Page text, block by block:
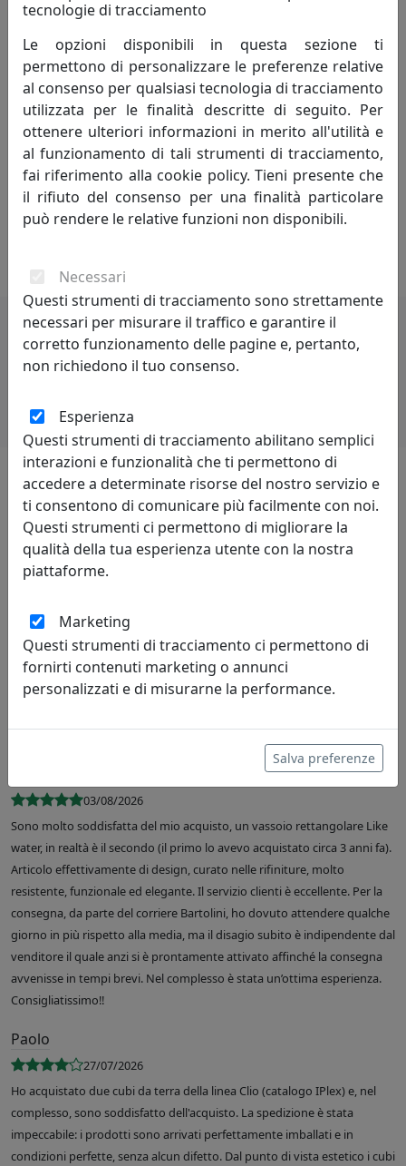
marchio VES.
La costante ricerca nel campo del design e delle
tecnologie ci ha portato a sperimentare l’utilizzo del
Krion® K-LIFE, un materiale innovativo dalle proprietà
benefiche. Da questo fortunato incontro è nata la
Collezione KLIN: orologi da parete, lampade da tavolo,
taglieri da cucina e servizi da caffè, oggetti che
uniscono l’originale design VES alla salubrità del Krion®
Potrebbero interessarti
Lascia una recensione
03/08/2026
Sono molto soddisfatta del mio acquisto, un vassoio rettangolare Like
water, in realtà è il secondo (il primo lo avevo acquistato circa 3 anni fa).
Articolo effettivamente di design, curato nelle rifiniture, molto
resistente, funzionale ed elegante. Il servizio clienti è eccellente. Per la
consegna, da parte del corriere Bartolini, ho dovuto attendere qualche
giorno in più rispetto alla media, ma il disagio subito è indipendente dal
venditore il quale anzi si è prontamente attivato affinché la consegna
avvenisse in tempi brevi. Nel complesso è stata un’ottima esperienza.
Consigliatissimo!!
Paolo
27/07/2026
Ho acquistato due cubi da terra della linea Clio (catalogo IPlex) e, nel
complesso, sono soddisfatto dell'acquisto. La spedizione è stata
impeccabile: i prodotti sono arrivati perfettamente imballati e in
condizioni perfette, senza alcun difetto. Dal punto di vista estetico i cubi
tecnologie di tracciamento
Le opzioni disponibili in questa sezione ti
permettono di personalizzare le preferenze relative
al consenso per qualsiasi tecnologia di tracciamento
utilizzata per le finalità descritte di seguito. Per
ottenere ulteriori informazioni in merito all'utilità e
al funzionamento di tali strumenti di tracciamento,
fai riferimento alla cookie policy. Tieni presente che
il rifiuto del consenso per una finalità particolare
può rendere le relative funzioni non disponibili.
Necessari
Questi strumenti di tracciamento sono strettamente
necessari per misurare il traffico e garantire il
corretto funzionamento delle pagine e, pertanto,
non richiedono il tuo consenso.
Esperienza
Questi strumenti di tracciamento abilitano semplici
interazioni e funzionalità che ti permettono di
accedere a determinate risorse del nostro servizio e
ti consentono di comunicare più facilmente con noi.
Questi strumenti ci permettono di migliorare la
qualità della tua esperienza utente con la nostra
piattaforme.
Marketing
Questi strumenti di tracciamento ci permettono di
fornirti contenuti marketing o annunci
personalizzati e di misurarne la performance.
Salva preferenze